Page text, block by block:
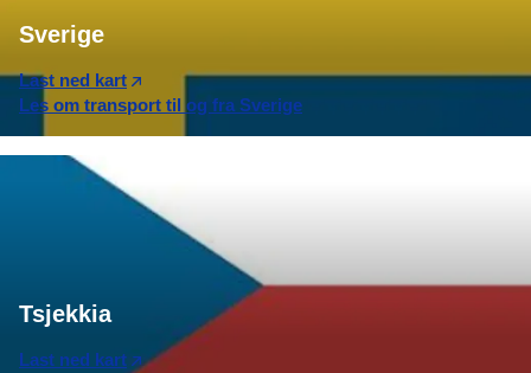
Sverige
Last ned kart
Les om transport til og fra Sverige
Tsjekkia
Last ned kart